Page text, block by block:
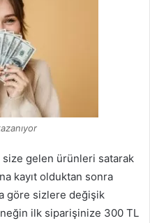
gelen ürünleri satarak
kayıt olduktan sonra
göre sizlere değişik
ilk siparişinize 300 TL